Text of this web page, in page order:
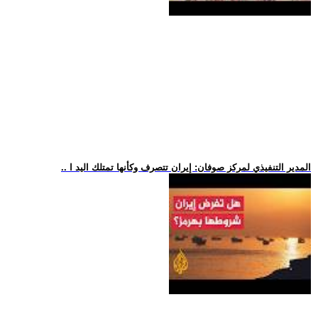
.. المدير التنفيذي لمركز صوفان: إيران تتصرف وكأنها تمتلك اليد ا